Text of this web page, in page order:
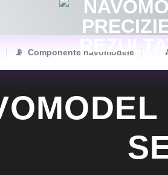
📡 Componente navomodele